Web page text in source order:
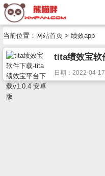
当前位置： 网站首页 > 绩效app
日期：2022-04-17